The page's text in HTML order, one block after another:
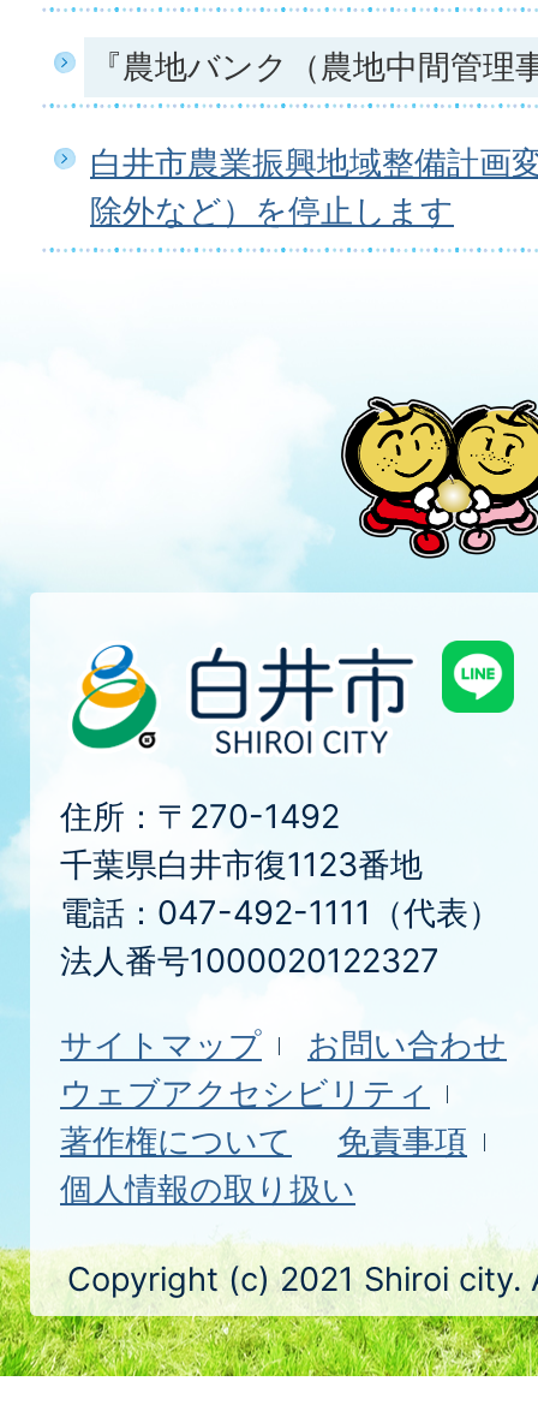
『農地バンク（農地中間管理
白井市農業振興地域整備計画
除外など）を停止します
住所：〒270-1492
千葉県白井市復1123番地
電話：047-492-1111（代表）
法人番号1000020122327
サイトマップ
お問い合わせ
ウェブアクセシビリティ
著作権について
免責事項
個人情報の取り扱い
Copyright (c) 2021 Shiroi city.